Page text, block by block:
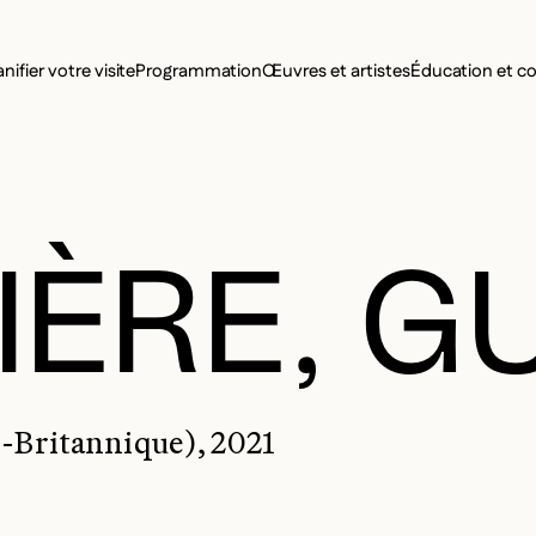
MENU
votre visiteProgrammationŒuvres et artistesÉducation et
2021